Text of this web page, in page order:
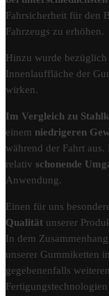
Fahrsicherheit für den
Fahrzeugs zu erhöhen.
Hinzu wurde
Innenlauffläche der
wirken.
Im Vergleich zu
einem niedrigeren
während der Fahrt
relativ schonende
Anwendung.
Einen für uns
Qualität unserer
In dem
unserer Gummiketten
gegebenenfalls